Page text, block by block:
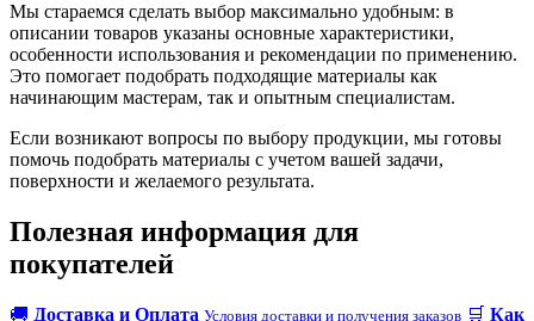
Мы стараемся сделать выбор максимально удобным: в
описании товаров указаны основные характеристики,
особенности использования и рекомендации по применению.
Это помогает подобрать подходящие материалы как
начинающим мастерам, так и опытным специалистам.
Если возникают вопросы по выбору продукции, мы готовы
помочь подобрать материалы с учетом вашей задачи,
поверхности и желаемого результата.
Полезная информация для
покупателей
🚚 Доставка и Оплата Условия доставки и получения заказов 🛒 Как